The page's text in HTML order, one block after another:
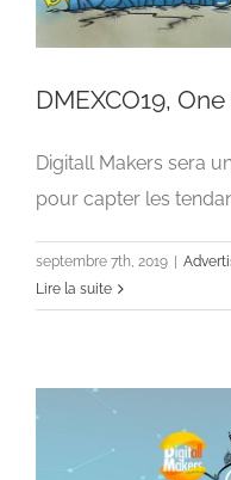
Advertising
DMEXCO19,
Digitall Makers sera
pour capter les
septembre 7th, 2019
Lire la suite